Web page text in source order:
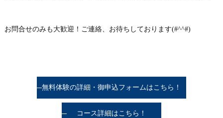
お問合せのみも大歓迎！ご連絡、お待ちしております(#^^#)
無料体験の詳細・御申込フォームはこちら！
コース詳細はこちら！